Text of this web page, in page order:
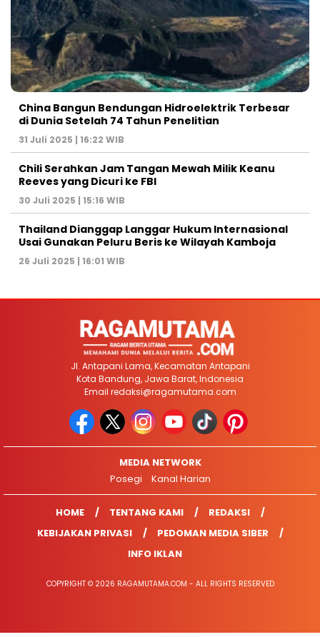
China Bangun Bendungan Hidroelektrik Terbesar
di Dunia Setelah 74 Tahun Penelitian
31 Juli 2025 | 16:22 WIB
Chili Serahkan Jam Tangan Mewah Milik Keanu
Reeves yang Dicuri ke FBI
30 Juli 2025 | 15:16 WIB
Thailand Dianggap Langgar Hukum Internasional
Usai Gunakan Peluru Beris ke Wilayah Kamboja
26 Juli 2025 | 16:01 WIB
Jl. Antapani Lama, Kecamatan Antapani
Kota Bandung, Jawa Barat, Indonesia
Email redaksi@ragamutama.com
MEDIA NETWORK
Posegi
Kanal Harian
HOME TENTANG KAMI
REDAKSI
KEBIJAKAN PRIVASI
PEDOMAN MEDIA SIBER
INFO IKLAN
COPYRIGHT © 2026 RAGAMUTAMA.COM - ALL RIGHTS RESERVED